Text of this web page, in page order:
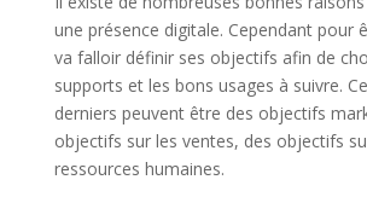
une présence digitale. Cependant pour
va falloir définir ses objectifs afin de
supports et les bons usages à suivre.
derniers peuvent être des objectifs
objectifs sur les ventes, des objectifs
ressources humaines.